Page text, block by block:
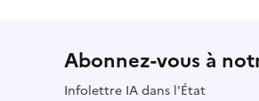
Abonnez-vous à
Infolettre IA dans l'État